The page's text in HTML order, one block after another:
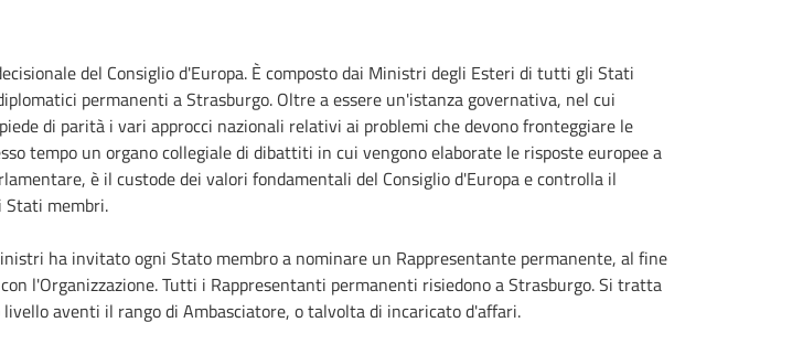
del Consiglio d'Europa. È composto dai Ministri degli Esteri di tutti gli Stati
permanenti a Strasburgo. Oltre a essere un'istanza governativa, nel cui
di parità i vari approcci nazionali relativi ai problemi che devono fronteggiare le
tempo un organo collegiale di dibattiti in cui vengono elaborate le risposte europee a
è il custode dei valori fondamentali del Consiglio d'Europa e controlla il
Stati membri.
ha invitato ogni Stato membro a nominare un Rappresentante permanente, al fine
l'Organizzazione. Tutti i Rappresentanti permanenti risiedono a Strasburgo. Si tratta
aventi il rango di Ambasciatore, o talvolta di incaricato d'affari.